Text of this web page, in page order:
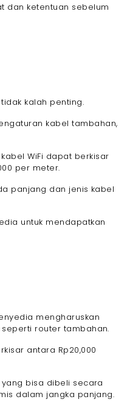
dan ketentuan sebelum
kalah penting.
kabel tambahan,
WiFi dapat berkisar
per meter.
panjang dan jenis kabel
untuk mendapatkan
mengharuskan
router tambahan.
antara Rp20,000
bisa dibeli secara
dalam jangka panjang.